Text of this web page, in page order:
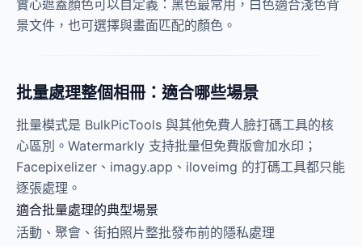
實心遮蓋顏色可以自定義：黑色最常用，白色適合淺色背
景文件，也可選擇與畫面匹配的顏色。
批量處理整個相冊：適合哪些場景
批量模式是 BulkPicTools 與其他免費人臉打碼工具的核
心區別。Watermarkly 支持批量但免費版會加水印；
Facepixelizer、imagy.app、iloveimg 的打碼工具都只能
逐張處理。
適合批量處理的典型場景
活動、聚會、街拍照片整批發布前的隱私處理